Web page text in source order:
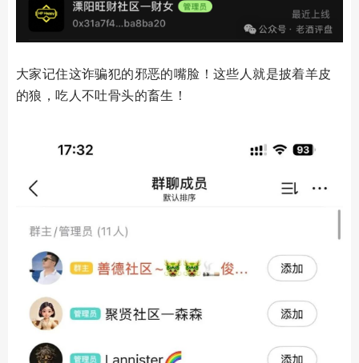
大家记住这诈骗犯的邪恶的嘴脸！这些人就是披着羊皮
的狼，吃人不吐骨头的畜生！